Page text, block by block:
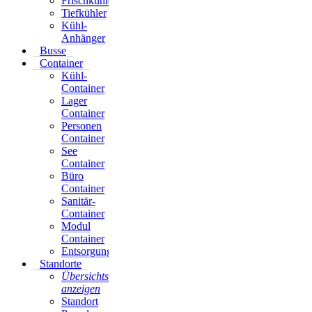
Tiefkühler
Kühl-
Anhänger
Busse
Container
Kühl-
Container
Lager
Container
Personen
Container
See
Container
Büro
Container
Sanitär-
Container
Modul
Container
Entsorgungsontainer
Standorte
Übersichtskarte
anzeigen
Standort
Container
Kühl-
Container
Lager
Container
Personen
Container
See
Container
Büro
Container
Sanitär-
Container
Modul
Container
Entsorgungsontainer
Standorte
Übersichtskarte
anzeigen
Standort
Prenzlauer
Berg
Pankow
Standort
Tempelhof